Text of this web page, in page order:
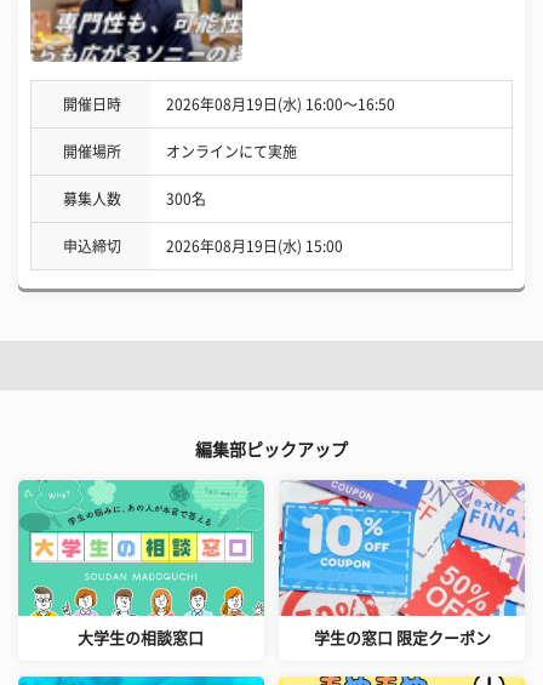
開催日時 2026年08月19日(水) 16:00〜16:50
開催場所 オンラインにて実施
募集人数 300名
申込締切 2026年08月19日(水) 15:00
編集部ピックアップ
大学生の相談窓口 学生の窓口 限定クーポン